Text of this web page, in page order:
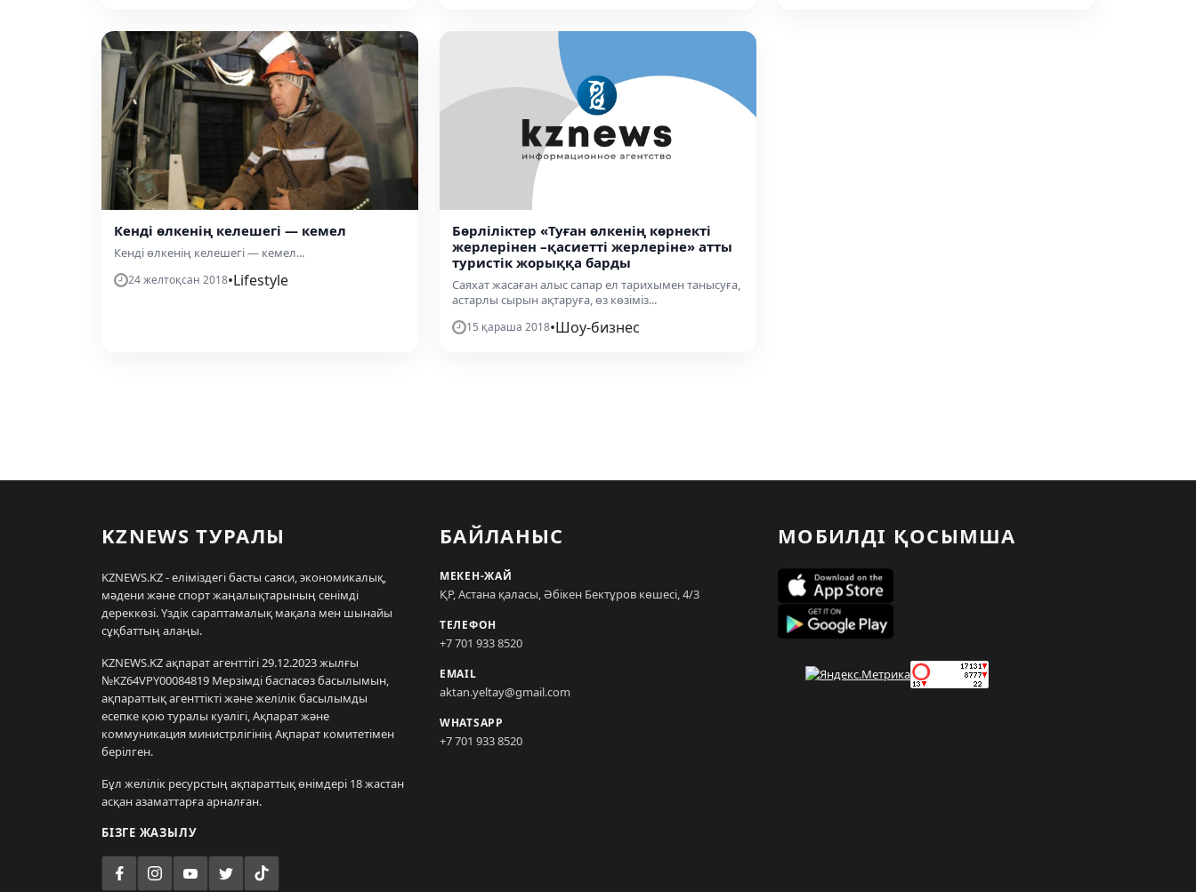
Кенді өлкенің келешегі — кемел
Кенді өлкенің келешегі — кемел...
24 желтоқсан 2018•Lifestyle
Бөрліліктер «Туған өлкенің көрнекті
жерлерінен –қасиетті жерлеріне» атты
туристік жорыққа барды
Саяхат жасаған алыс сапар ел тарихымен танысуға,
астарлы сырын ақтаруға, өз көзіміз...
15 қараша 2018•Шоу-бизнес
KZNEWS ТУРАЛЫ
KZNEWS.KZ - еліміздегі басты саяси, экономикалық,
мәдени және спорт жаңалықтарының сенімді
дереккөзі. Үздік сараптамалық мақала мен шынайы
сұқбаттың алаңы.
KZNEWS.KZ ақпарат агенттігі 29.12.2023 жылғы
№KZ64VPY00084819 Мерзімді баспасөз басылымын,
ақпараттық агенттікті және желілік басылымды
есепке қою туралы куәлігі, Ақпарат және
коммуникация министрлігінің Ақпарат комитетімен
берілген.
Бұл желілік ресурстың ақпараттық өнімдері 18 жастан
асқан азаматтарға арналған.
БІЗГЕ ЖАЗЫЛУ
БАЙЛАНЫС
МЕКЕН-ЖАЙ
ҚР, Астана қаласы, Әбікен Бектұров көшесі, 4/3
ТЕЛЕФОН
+7 701 933 8520
EMAIL
aktan.yeltay@gmail.com
WHATSAPP
+7 701 933 8520
МОБИЛДІ ҚОСЫМША